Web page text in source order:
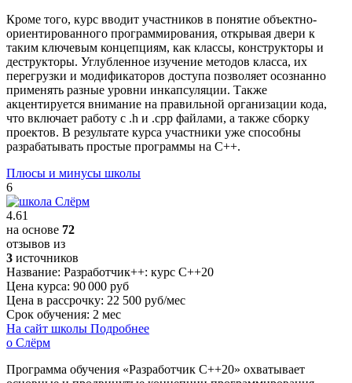
Кроме того, курс вводит участников в понятие объектно-
ориентированного программирования, открывая двери к
таким ключевым концепциям, как классы, конструкторы и
деструкторы. Углубленное изучение методов класса, их
перегрузки и модификаторов доступа позволяет осознанно
применять разные уровни инкапсуляции. Также
акцентируется внимание на правильной организации кода,
что включает работу с .h и .cpp файлами, а также сборку
проектов. В результате курса участники уже способны
разрабатывать простые программы на C++.
Плюсы и минусы школы
6
4.61
на основе 72
отзывов из
3 источников
Название: Разработчик++: курс С++20
Цена курса: 90 000 руб
Цена в рассрочку: 22 500 руб/мес
Срок обучения: 2 мес
На сайт школы Подробнее
о Слёрм
Программа обучения «Разработчик С++20» охватывает